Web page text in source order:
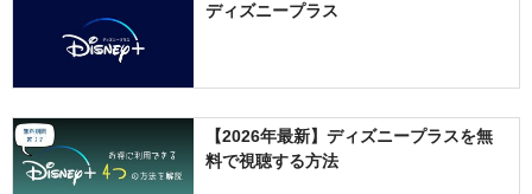
ディズニープラス
【2026年最新】ディズニープラスを無
料で視聴する方法